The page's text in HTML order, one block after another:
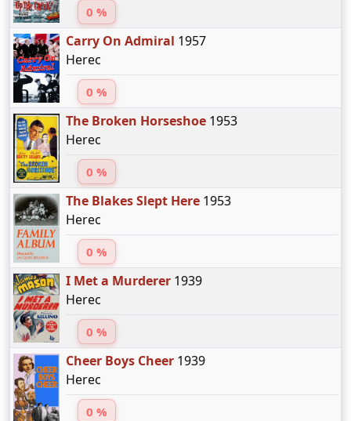
0 %
Carry On Admiral 1957
Herec
0 %
The Broken Horseshoe1953
Herec
0 %
The Blakes Slept Here1953
Herec
0 %
I Met a Murderer1939
Herec
0 %
Cheer Boys Cheer1939
Herec
0 %